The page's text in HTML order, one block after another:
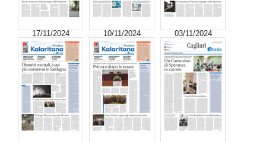
17/11/2024 10/11/2024 03/11/2024